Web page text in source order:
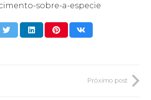
sobre-a-especie
Próximo post